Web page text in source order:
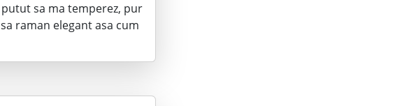
sa ma temperez, pur
raman elegant asa cum